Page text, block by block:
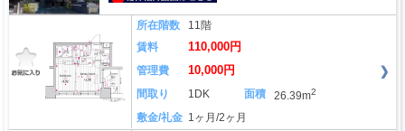
所在階数
11階
賃料
110,000円
管理費 10,000円
間取り 1DK 面積 26.39m2
敷金/礼金 1ヶ月/2ヶ月